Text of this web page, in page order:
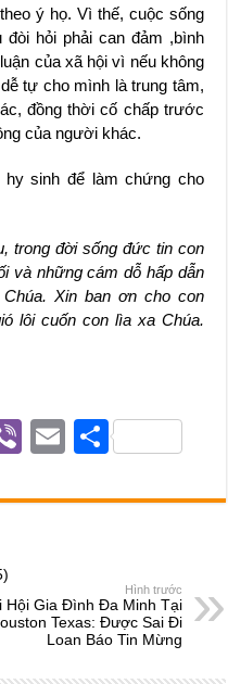
ý họ. Vì thế, cuộc sống
hỏi phải can đảm ,bình
của xã hội vì nếu không
tự cho mình là trung tâm,
đồng thời cố chấp trước
của người khác.
hy sinh để làm chứng cho
trong đời sống đức tin con
và những cám dỗ hấp dẫn
Xin ban ơn cho con
lôi cuốn con lìa xa Chúa.
Vi
er
E
ail
S
ar
Hình trước
Hội Gia Đình Đa Minh Tại
Texas: Được Sai Đi
Loan Báo Tin Mừng